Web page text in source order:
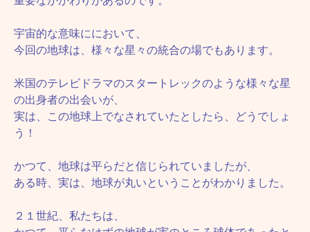
宇宙的な意味ににおいて、
今回の地球は、様々な星々の統合の場でもあります。
米国のテレビドラマのスタートレックのような様々な星
の出身者の出会いが、
実は、この地球上でなされていたとしたら、どうでしょ
う！
かつて、地球は平らだと信じられていましたが、
ある時、実は、地球が丸いということがわかりました。
２１世紀、私たちは、